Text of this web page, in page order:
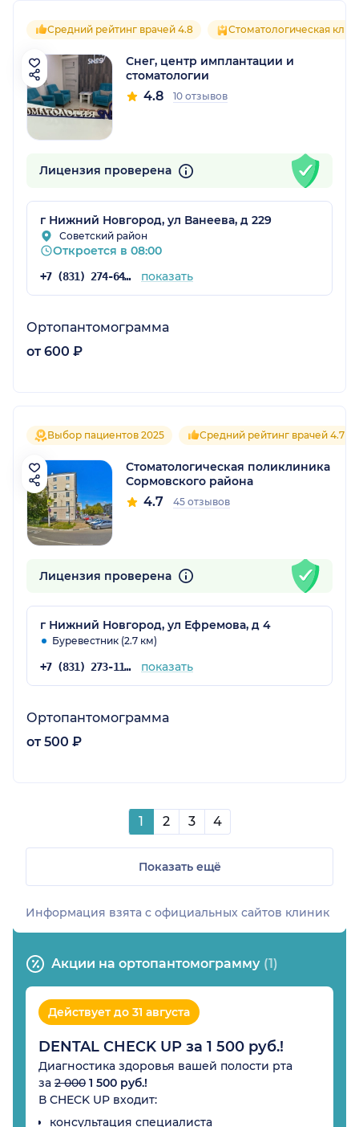
Средний рейтинг врачей 4.8 Стоматологическая
Снег, центр имплантации и
стоматологии
4.8 10 отзывов
Лицензия проверена
г Нижний Новгород, ул Ванеева, д 229
Советский район
Откроется в 08:00
+7 (831) 274-64-74 показать
Ортопантомограмма
от 600 ₽
Выбор пациентов 2025 Средний рейтинг врачей 4.7
Стоматологическая поликлиника
Сормовского района
4.7 45 отзывов
Лицензия проверена
г Нижний Новгород, ул Ефремова, д 4
Буревестник (2.7 км)
+7 (831) 273-11-56 показать
Ортопантомограмма
от 500 ₽
Акции на ортопантомограмму (1)
Действует до 31 августа
DENTAL CHECK UP за 1 500 руб.!
Диагностика здоровья вашей полости рта
за 2 000 1 500 руб.!
В CHECK UP входит:
консультация специалиста
1 2 3 4
Показать ещё
Информация взята c официальных сайтов клиник